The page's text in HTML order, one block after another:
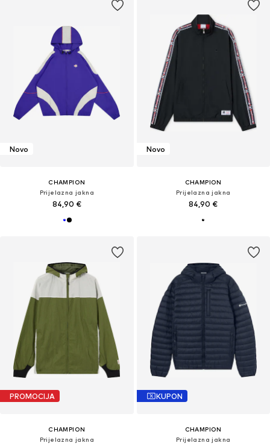
Novo
CHAMPION
Prijelazna jakna
84,90 €
Novo
CHAMPION
Prijelazna jakna
84,90 €
PROMOCIJA
CHAMPION
Prijelazna jakna
KUPON
CHAMPION
Prijelazna jakna